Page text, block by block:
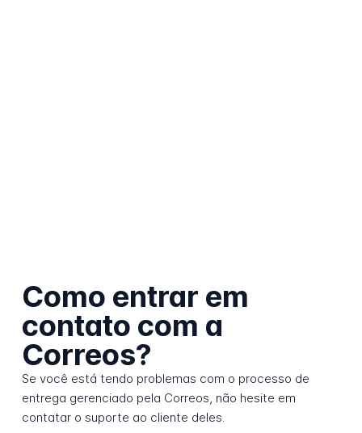
Como entrar em
contato com a
Correos?
Se você está tendo problemas com o processo de
entrega gerenciado pela Correos, não hesite em
contatar o suporte ao cliente deles.